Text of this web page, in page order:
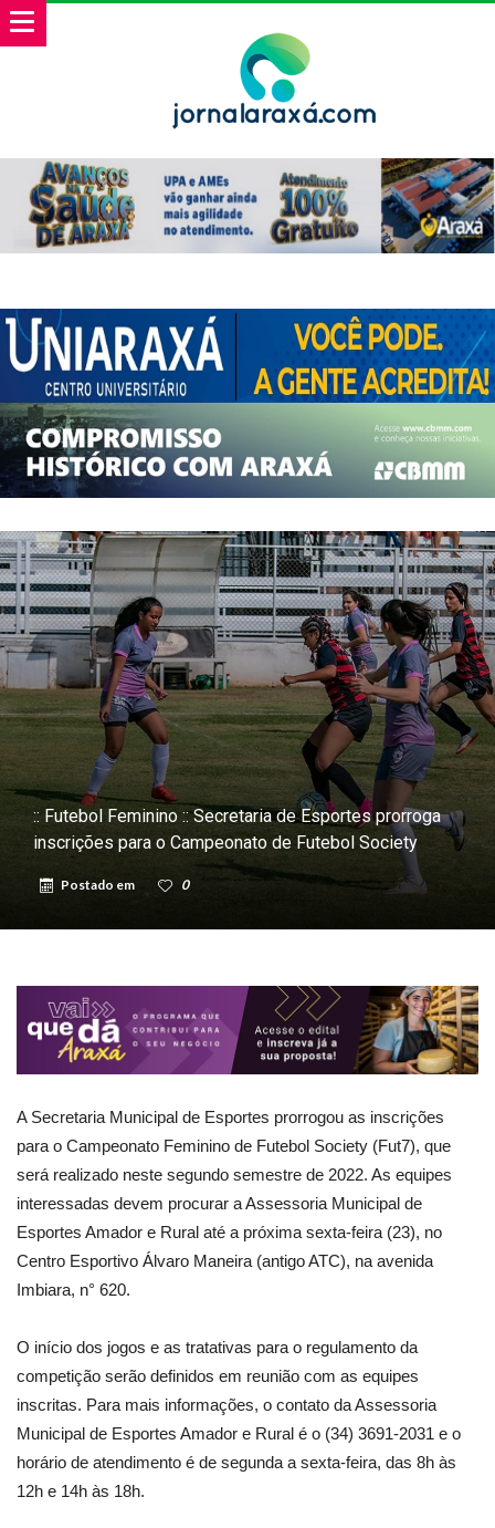
:: Futebol Feminino :: Secretaria de Esportes prorroga
inscrições para o Campeonato de Futebol Society
Postado em 0
A Secretaria Municipal de Esportes prorrogou as inscrições
para o Campeonato Feminino de Futebol Society (Fut7), que
será realizado neste segundo semestre de 2022. As equipes
interessadas devem procurar a Assessoria Municipal de
Esportes Amador e Rural até a próxima sexta-feira (23), no
Centro Esportivo Álvaro Maneira (antigo ATC), na avenida
Imbiara, n° 620.
O início dos jogos e as tratativas para o regulamento da
competição serão definidos em reunião com as equipes
inscritas. Para mais informações, o contato da Assessoria
Municipal de Esportes Amador e Rural é o (34) 3691-2031 e o
horário de atendimento é de segunda a sexta-feira, das 8h às
12h e 14h às 18h.